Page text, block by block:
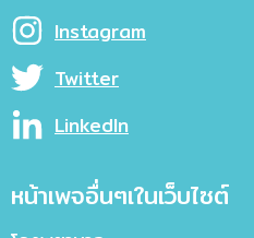
Instagram
Twitter
LinkedIn
หน้าเพจอื่นๆเในเว็บไซต์